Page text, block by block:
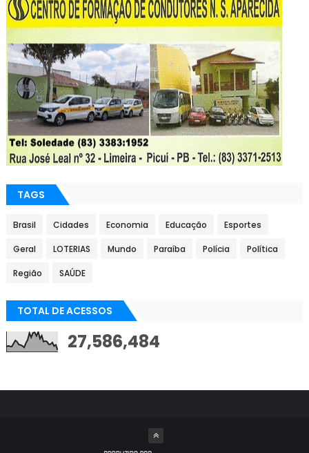
TAGS
Brasil Cidades Economia Educação Esportes
Geral LOTERIAS Mundo Paraíba Polícia Política
Região SAÚDE
TOTAL DE ACESSOS
27,586,484